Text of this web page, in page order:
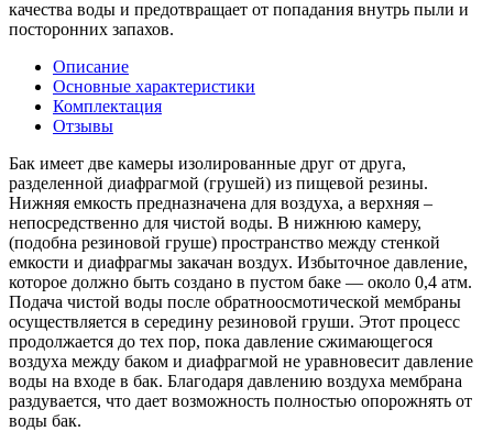
качества воды и предотвращает от попадания внутрь пыли и
посторонних запахов.
Описание
Основные характеристики
Комплектация
Отзывы
Бак имеет две камеры изолированные друг от друга,
разделенной диафрагмой (грушей) из пищевой резины.
Нижняя емкость предназначена для воздуха, а верхняя –
непосредственно для чистой воды. В нижнюю камеру,
(подобна резиновой груше) пространство между стенкой
емкости и диафрагмы закачан воздух. Избыточное давление,
которое должно быть создано в пустом баке — около 0,4 атм.
Подача чистой воды после обратноосмотической мембраны
осуществляется в середину резиновой груши. Этот процесс
продолжается до тех пор, пока давление сжимающегося
воздуха между баком и диафрагмой не уравновесит давление
воды на входе в бак. Благодаря давлению воздуха мембрана
раздувается, что дает возможность полностью опорожнять от
воды бак.